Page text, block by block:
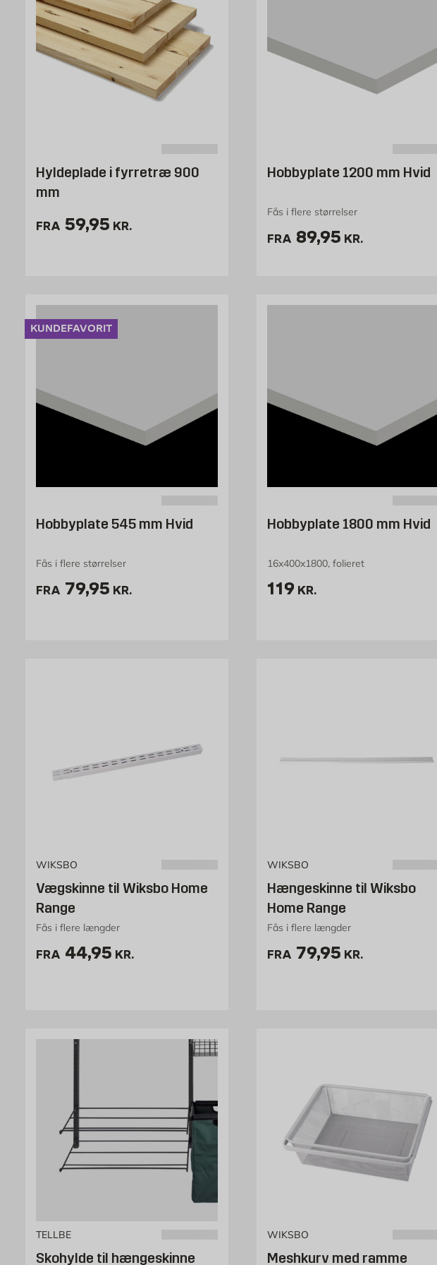
Hyldeplade i fyrretræ 900
mm
FRA Pris 59.95 kr. /stk
59,95 KR.
Hobbyplate 1200 mm Hvid
Fås i flere størrelser
FRA Pris 89.95 kr. /stk
89,95 KR.
KUNDEFAVORIT
Hobbyplate 545 mm Hvid
Fås i flere størrelser
FRA Pris 79.95 kr. /stk
79,95 KR.
Hobbyplate 1800 mm Hvid
16x400x1800, folieret
Pris 119 kr. /stk
119 KR.
WIKSBO
Vægskinne til Wiksbo Home
Range
Fås i flere længder
FRA Pris 44.95 kr. /stk
44,95 KR.
WIKSBO
Hængeskinne til Wiksbo
Home Range
Fås i flere længder
FRA Pris 79.95 kr. /stk
79,95 KR.
TELLBE
Skohylde til hængeskinne
WIKSBO
Meshkurv med ramme